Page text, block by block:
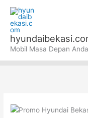
konten
Mobil Masa Depan Anda